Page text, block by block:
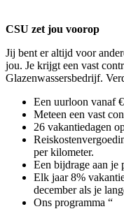
CSU zet jou voorop
Jij bent er altijd voor
jou. Je krijgt een vast
Glazenwassersbedrijf.
Een uurloon vanaf
Meteen een vast
26 vakantiedagen
per kilometer.
Een bijdrage aan je
Elk jaar 8%
december als je
Ons programma “